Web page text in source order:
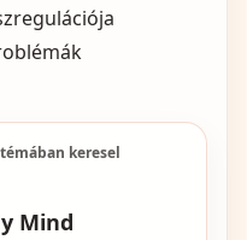
keresel
Mind